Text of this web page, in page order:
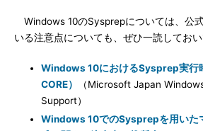
Windows 10のSysprepについては、公
いる注意点についても、ぜひ一読しておい
Windows 10におけるSysprep実行
CORE）
（Microsoft Japan
Support）
Windows 10でのSysprepを用いた